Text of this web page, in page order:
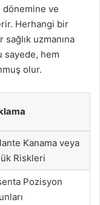
dönemine ve
Herhangi bir
uzmanına
sayede, hem
olur.
Kanama veya
Riskleri
Pozisyon